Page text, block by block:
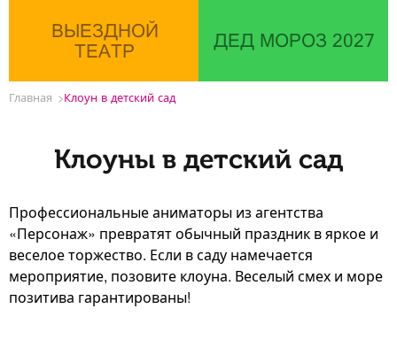
ВЫЕЗДНОЙ
ТЕАТР
ДЕД МОРОЗ 2027
Главная Клоун в детский сад
Клоуны в детский сад
Профессиональные аниматоры из агентства
«Персонаж» превратят обычный праздник в яркое и
веселое торжество. Если в саду намечается
мероприятие, позовите клоуна. Веселый смех и море
позитива гарантированы!